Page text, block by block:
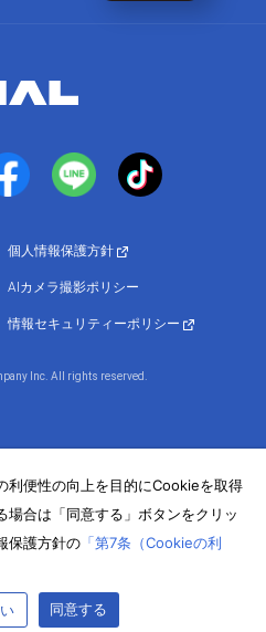
個人情報保護方針
AIカメラ撮影ポリシー
情報セキュリティーポリシー
Inc. All rights reserved.
利便性の向上を目的にCookieを取得
場合は「同意する」ボタンをクリッ
保護方針の 「第7条（Cookieの利
同意する